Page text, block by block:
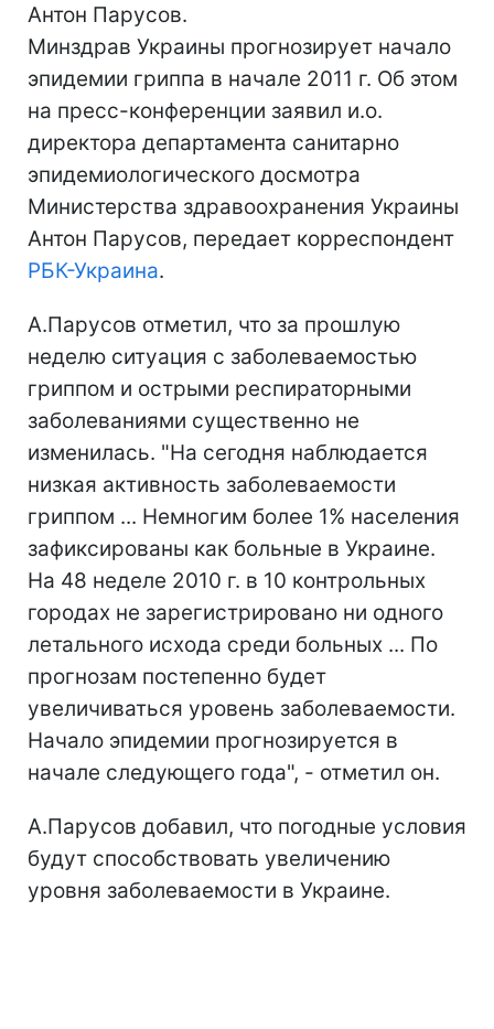
Антон Парусов.
Минздрав Украины прогнозирует начало
эпидемии гриппа в начале 2011 г. Об этом
на пресс-конференции заявил и.о.
директора департамента санитарно
эпидемиологического досмотра
Министерства здравоохранения Украины
Антон Парусов, передает корреспондент
РБК-Украина.
А.Парусов отметил, что за прошлую
неделю ситуация с заболеваемостью
гриппом и острыми респираторными
заболеваниями существенно не
изменилась. "На сегодня наблюдается
низкая активность заболеваемости
гриппом ... Немногим более 1% населения
зафиксированы как больные в Украине.
На 48 неделе 2010 г. в 10 контрольных
городах не зарегистрировано ни одного
летального исхода среди больных ... По
прогнозам постепенно будет
увеличиваться уровень заболеваемости.
Начало эпидемии прогнозируется в
начале следующего года", - отметил он.
А.Парусов добавил, что погодные условия
будут способствовать увеличению
уровня заболеваемости в Украине.